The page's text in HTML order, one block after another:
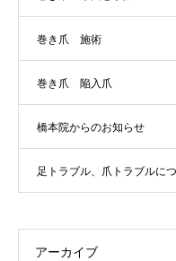
巻き爪 施術
巻き爪 陥入爪
橋本院からのお知らせ
足トラブル、爪トラブルに
アーカイブ